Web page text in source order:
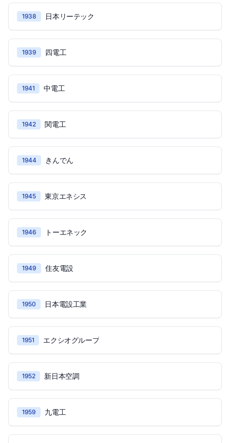
1938 日本リーテック
1939 四電工
1941 中電工
1942 関電工
1944 きんでん
1945 東京エネシス
1946 トーエネック
1949 住友電設
1950 日本電設工業
1951 エクシオグループ
1952 新日本空調
1959 九電工